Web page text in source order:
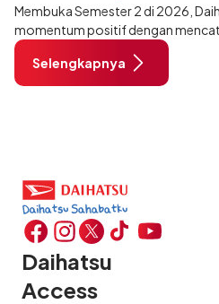
Membuka Semester 2 di 2026,
momentum positif dengan
sebanyak 12.750 unit pada Juli
13,6% dibandingkan periode yang
11.220 unit, dan tetap stabil
Selengkapnya
Daihatsu
Access